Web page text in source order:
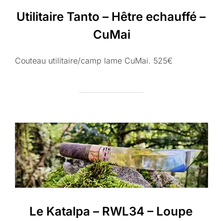
Utilitaire Tanto – Hêtre echauffé –
CuMai
Couteau utilitaire/camp lame CuMai. 525€
Le Katalpa – RWL34 – Loupe